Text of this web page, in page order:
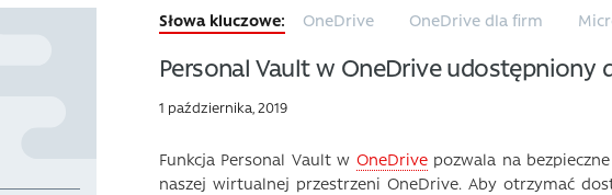
OneDrive OneDrive dla firm
Personal Vault w OneDrive
1 października, 2019
Funkcja Personal Vault w OneDrivepozwala na
naszej wirtualnej przestrzeni OneDrive. Aby otrzymać